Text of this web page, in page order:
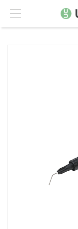
Menu
KONTAKT